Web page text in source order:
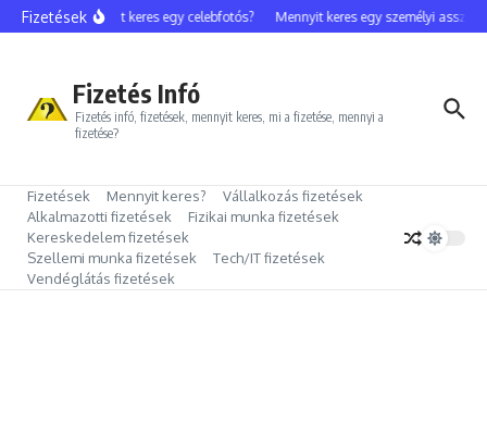
Ugrás a tartalomhoz
FizetésekMennyit keres egy celebfotós? Mennyit keres egy személyi
Fizetés Infó
Fizetés infó, fizetések, mennyit keres, mi a fizetése, mennyi a
fizetése?
Fizetések Mennyit keres?
Vállalkozás fizetések
Alkalmazotti fizetések
Fizikai munka fizetések
Kereskedelem fizetések
Szellemi munka fizetések
Tech/IT fizetések
Vendéglátás fizetések